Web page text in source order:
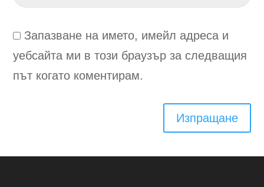
Запазване на името, имейл адреса и
уебсайта ми в този браузър за следващия
път когато коментирам.
Изпращане